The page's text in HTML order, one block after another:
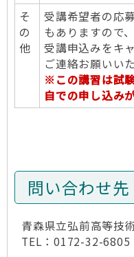
そ
の
他
受講希望者の応
もありますので
受講申込みをキ
ご連絡お願いい
※この講習は試
自での申し込み
問い合わせ先
青森県立弘前高等技
TEL：0172-32-6805